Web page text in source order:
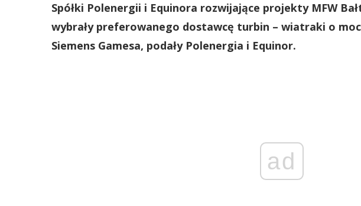
Spółki Polenergii i Equinora rozwijające projekty MFW
wybrały preferowanego dostawcę turbin – wiatraki o
Siemens Gamesa, podały Polenergia i Equinor.
ad